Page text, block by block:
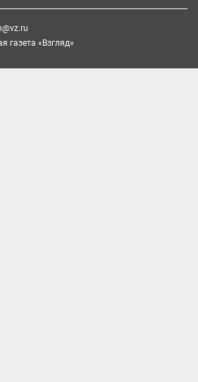
газета «Взгляд»